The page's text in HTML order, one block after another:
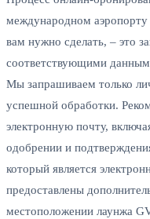
международном
вам нужно сделать, – это
соответствующими
Мы запрашиваем только
успешной обработки.
электронную почту,
одобрении и
который является
предоставлены
местоположении лаунжа